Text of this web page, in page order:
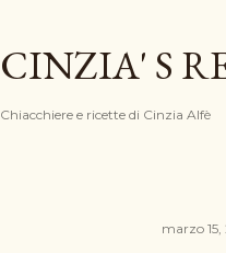
CINZIA' S
Chiacchiere e ricette di Cinzia Alfè
marzo 15,